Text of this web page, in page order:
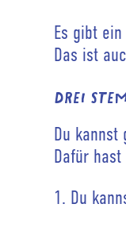
Es gibt
Das ist
Drei
Du kannst
Dafür
1. Du